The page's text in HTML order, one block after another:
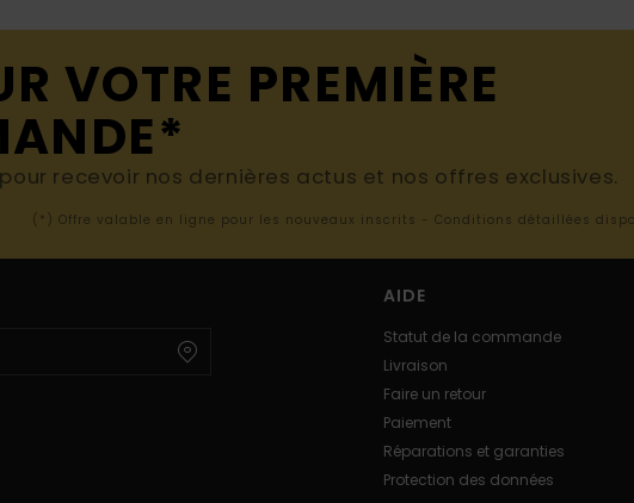
VOTRE PREMIÈRE
recevoir nos dernières actus et nos offres exclusives.
(*) Offre valable en ligne pour les nouveaux inscrits - Conditions détaillées
AIDE
Statut de la commande
Livraison
Faire un retour
Paiement
Réparations et garanties
Protection des données